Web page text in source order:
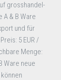
grosshandel-
A & B Ware
und für
5 EUR /
Menge:
Ware neue